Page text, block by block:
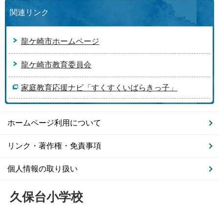
関連リンク
龍ケ崎市ホームページ
龍ケ崎市教育委員会
家庭教育応援ナビ「すくすくいばらきっ子」
ホームページ利用について
リンク・著作権・免責事項
個人情報の取り扱い
久保台小学校